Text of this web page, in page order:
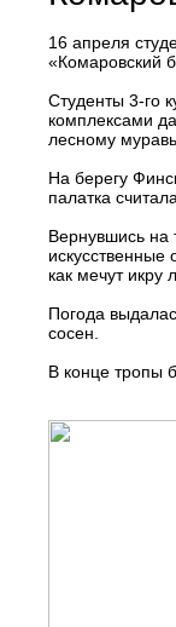
16 апреля
«Комаровский
Студенты 3-го
комплексами
лесному
На берегу
палатка
Вернувшись на
как мечут икру
Погода
сосен.
В конце тропы